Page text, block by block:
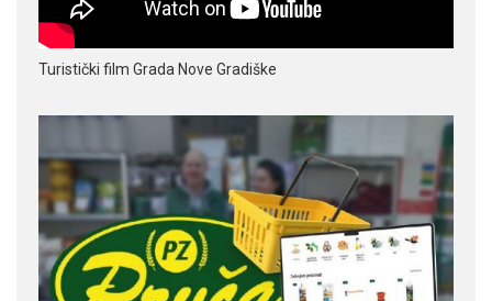
Turistički film Grada Nove Gradiške